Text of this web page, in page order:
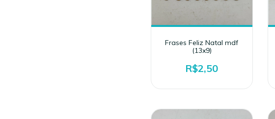
Frases Feliz Natal mdf
(13x9)
R$2,50